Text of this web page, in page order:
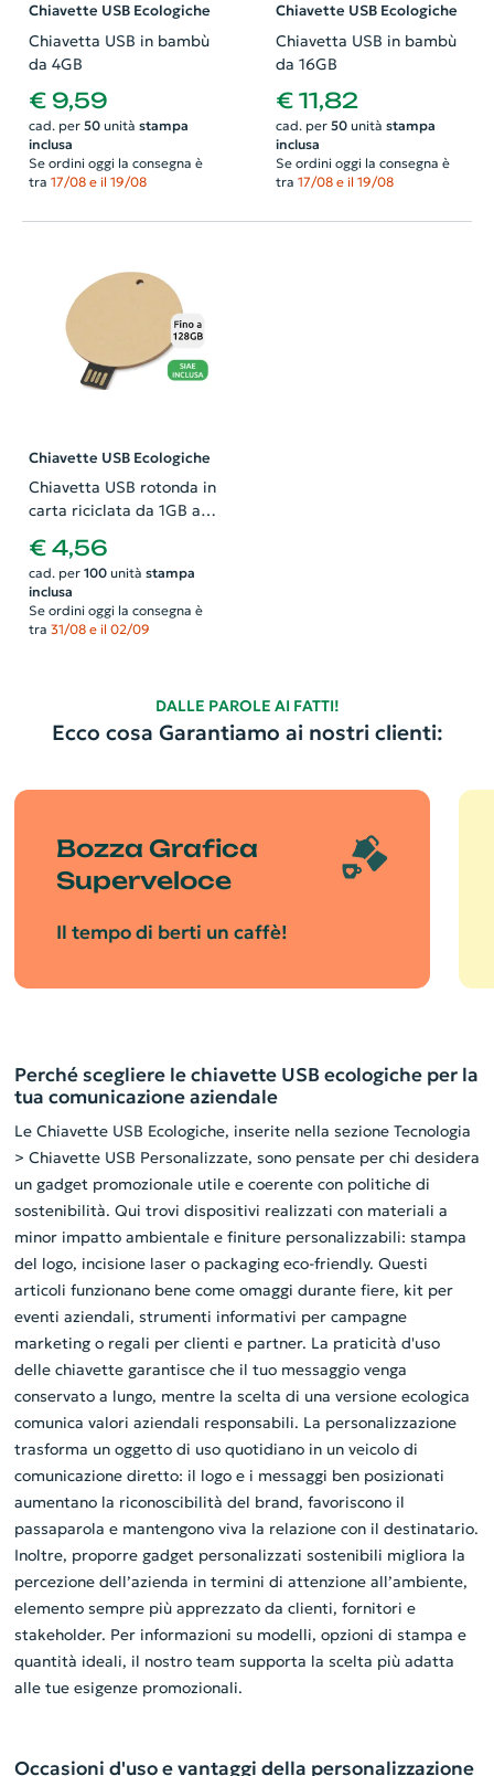
Chiavette USB Ecologiche
Chiavetta USB in bambù
da 4GB
€ 9,59
cad. per 50unità stampa
inclusa
Se ordini oggi la consegna è
tra 17/08 e il 19/08
Chiavette USB Ecologiche
Chiavetta USB in bambù
da 16GB
€ 11,82
cad. per 50unità stampa
inclusa
Se ordini oggi la consegna è
tra 17/08 e il 19/08
Chiavette USB Ecologiche
Chiavetta USB rotonda in
carta riciclata da 1GB a
€ 4,56
cad. per 100unità stampa
inclusa
Se ordini oggi la consegna è
tra 31/08 e il 02/09
DALLE PAROLE AI FATTI!
Ecco cosa Garantiamo ai nostri clienti:
Bozza Grafica
Superveloce
Il tempo di berti un caffè!
Perché scegliere le chiavette USB ecologiche per la
tua comunicazione aziendale
Le Chiavette USB Ecologiche, inserite nella sezione Tecnologia
> Chiavette USB Personalizzate, sono pensate per chi desidera
un gadget promozionale utile e coerente con politiche di
sostenibilità. Qui trovi dispositivi realizzati con materiali a
minor impatto ambientale e finiture personalizzabili: stampa
del logo, incisione laser o packaging eco-friendly. Questi
articoli funzionano bene come omaggi durante fiere, kit per
eventi aziendali, strumenti informativi per campagne
marketing o regali per clienti e partner. La praticità d'uso
delle chiavette garantisce che il tuo messaggio venga
conservato a lungo, mentre la scelta di una versione ecologica
comunica valori aziendali responsabili. La personalizzazione
trasforma un oggetto di uso quotidiano in un veicolo di
comunicazione diretto: il logo e i messaggi ben posizionati
aumentano la riconoscibilità del brand, favoriscono il
passaparola e mantengono viva la relazione con il destinatario.
Inoltre, proporre gadget personalizzati sostenibili migliora la
percezione dell’azienda in termini di attenzione all’ambiente,
elemento sempre più apprezzato da clienti, fornitori e
stakeholder. Per informazioni su modelli, opzioni di stampa e
quantità ideali, il nostro team supporta la scelta più adatta
alle tue esigenze promozionali.
Occasioni d'uso e vantaggi della personalizzazione